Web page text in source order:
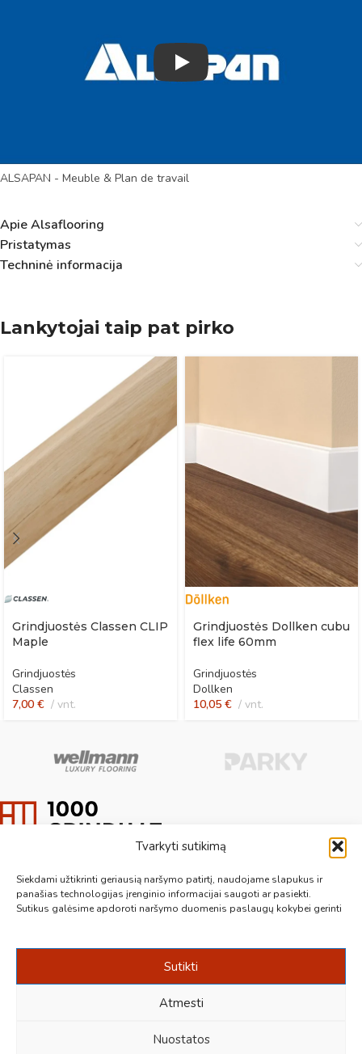
Tvarkyti sutikimą
Siekdami užtikrinti geriausią naršymo patirtį, naudojame slapukus ir
panašias technologijas įrenginio informacijai saugoti ar pasiekti.
Sutikus galėsime apdoroti naršymo duomenis paslaugų kokybei gerinti
Sutikti
Atmesti
Nuostatos
Play
ALSAPAN - Meuble & Plan de travail
Apie Alsaflooring
Pristatymas
Techninė informacija
Lankytojai taip pat pirko
Grindjuostės Classen CLIP
Maple
Grindjuostės
Classen
7,00 € vnt.
Grindjuostės Dollken cubu
flex life 60mm
Grindjuostės
Dollken
10,05 € vnt.
Aukščiausios kokybės medinės, laminuotos, vinilinės grindys, paklotai,
jūsų grindims.
Vilnius, Kaunas, Klaipėda, Kėdainiai, Panevėžys, Šiauliai, Utena
+370 687 19789